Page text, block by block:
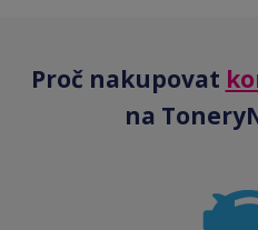
Proč nakupovat
na